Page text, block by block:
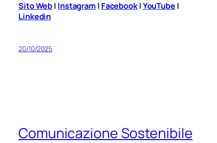
Sito Web| Instagram | Facebook|YouTube |
Linkedin
20/10/2025
Comunicazione Sostenibile